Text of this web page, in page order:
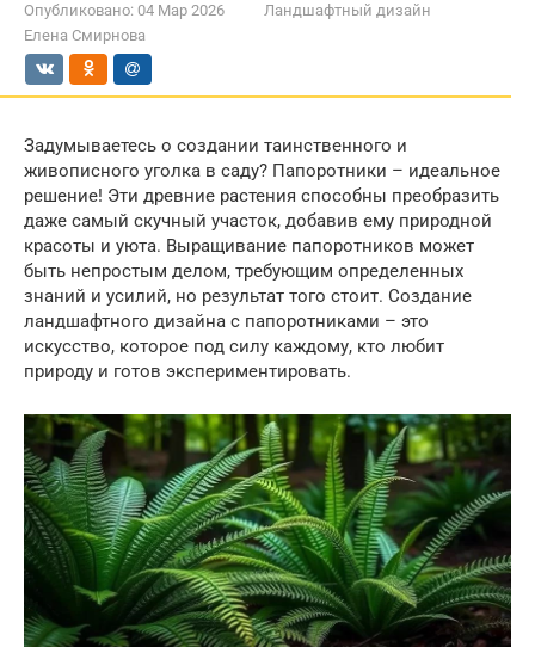
Опубликовано: 04 Мар 2026
Ландшафтный дизайн
Елена Смирнова
Задумываетесь о создании таинственного и
живописного уголка в саду? Папоротники – идеальное
решение! Эти древние растения способны преобразить
даже самый скучный участок, добавив ему природной
красоты и уюта. Выращивание папоротников может
быть непростым делом, требующим определенных
знаний и усилий, но результат того стоит. Создание
ландшафтного дизайна с папоротниками – это
искусство, которое под силу каждому, кто любит
природу и готов экспериментировать.